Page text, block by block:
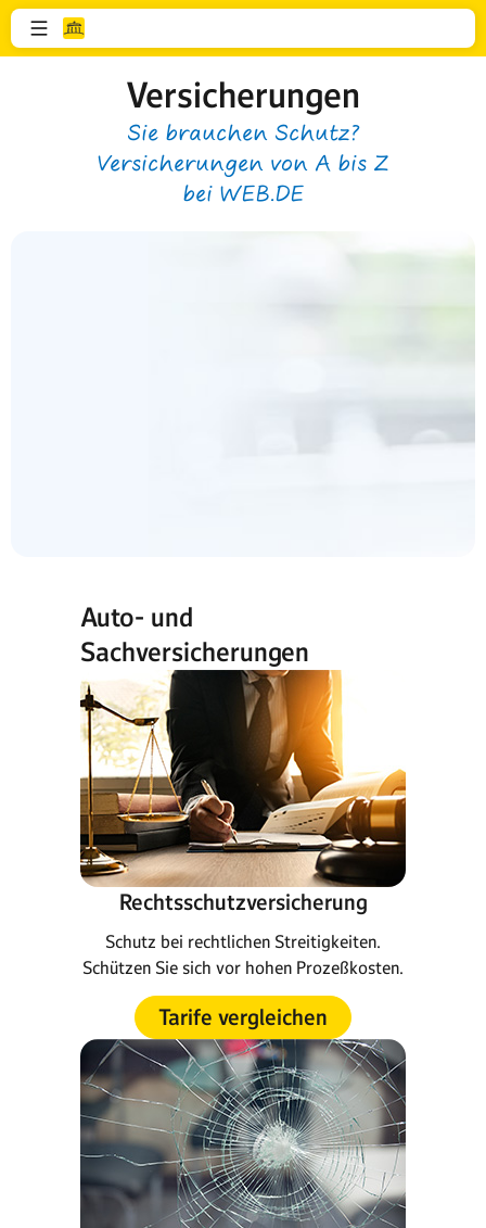
Versicherungen
Sie brauchen Schutz?
Versicherungen von A bis Z
bei WEB.DE
Auto- und
Sachversicherungen
Rechtsschutzversicherung
Schutz bei rechtlichen Streitigkeiten.
Schützen Sie sich vor hohen Prozeßkosten.
Tarife vergleichen